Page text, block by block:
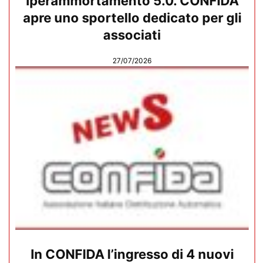
apre uno sportello dedicato per gli
associati
27/07/2026
In CONFIDA l’ingresso di 4 nuovi